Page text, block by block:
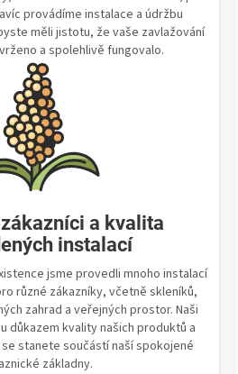
provádíme instalace a údržbu
měli jistotu, že vaše zavlažování
a spolehlivě fungovalo.
a kvalita
instalací
jsme provedli mnoho instalací
různé zákazníky, včetně skleníků,
zahrad a veřejných prostor. Naši
důkazem kvality našich produktů a
stanete součástí naší spokojené
základny.